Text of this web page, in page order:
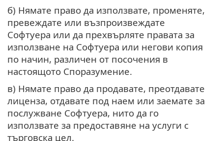
б) Нямате право да използвате, променяте,
превеждате или възпроизвеждате
Софтуера или да прехвърляте правата за
използване на Софтуера или негови копия
по начин, различен от посочения в
настоящото Споразумение.
в) Нямате право да продавате, преотдавате
лиценза, отдавате под наем или заемате за
послужване Софтуера, нито да го
използвате за предоставяне на услуги с
търговска цел.